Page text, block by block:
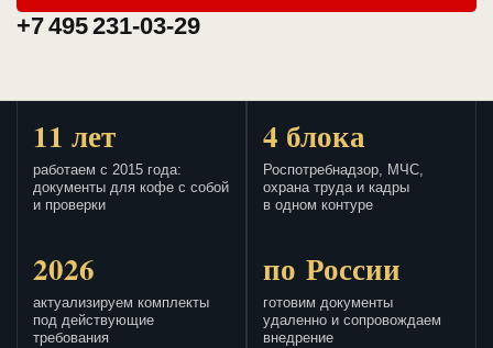
+7 495 231-03-29
11 лет
работаем с 2015 года:
документы для кофе с собой
и проверки
4 блока
Роспотребнадзор, МЧС,
охрана труда и кадры
в одном контуре
2026
актуализируем комплекты
под действующие
требования
по России
готовим документы
удаленно и сопровождаем
внедрение